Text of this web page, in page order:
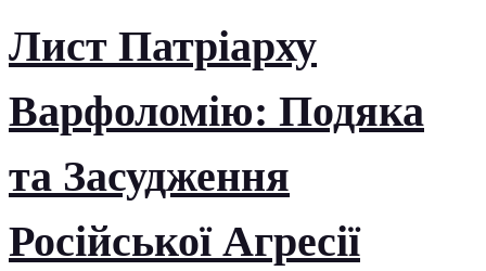
Лист Патріарху
Варфоломію: Подяка
та Засудження
Російської Агресії